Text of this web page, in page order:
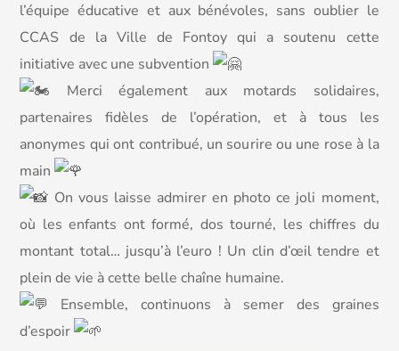
l’équipe éducative et aux bénévoles, sans oublier le
CCAS de la Ville de Fontoy qui a soutenu cette
initiative avec une subvention
Merci également aux motards solidaires,
partenaires fidèles de l’opération, et à tous les
anonymes qui ont contribué, un sourire ou une rose à la
main
On vous laisse admirer en photo ce joli moment,
où les enfants ont formé, dos tourné, les chiffres du
montant total… jusqu’à l’euro ! Un clin d’œil tendre et
plein de vie à cette belle chaîne humaine.
Ensemble, continuons à semer des graines
d’espoir